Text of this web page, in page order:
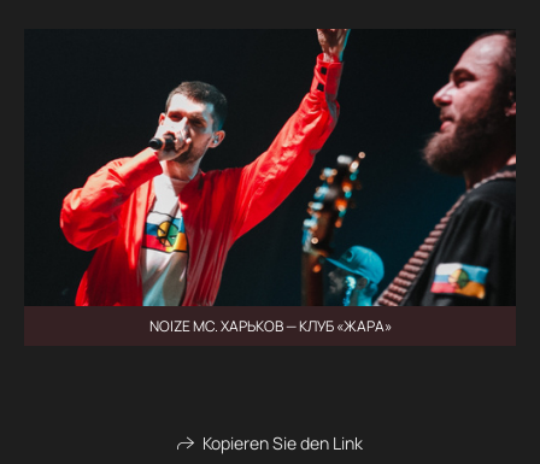
NOIZE MC. ХАРЬКОВ — КЛУБ «ЖАРА»
Kopieren Sie den Link